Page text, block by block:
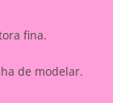
fina.
de modelar.